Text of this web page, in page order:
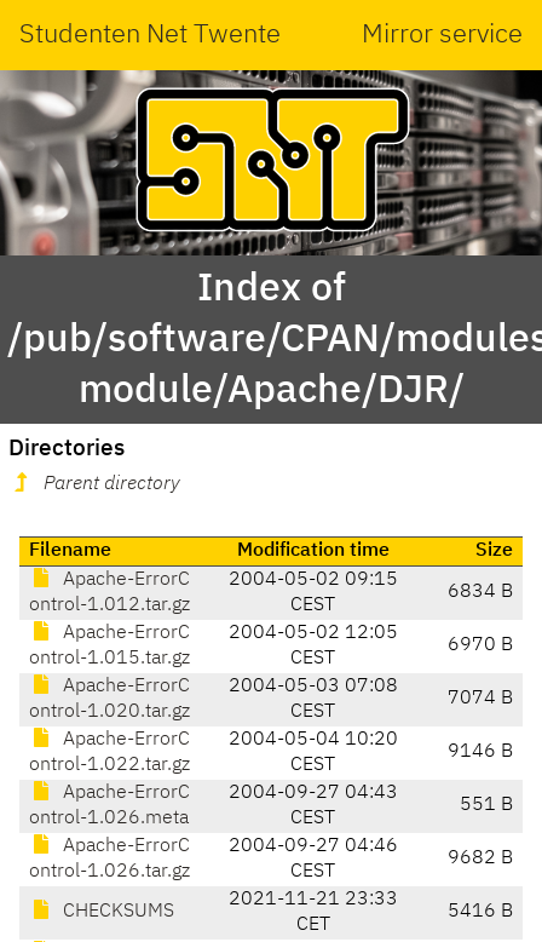
Studenten Net Twente Mirror service
Index of
/pub/software/CPAN/
module/Apache/DJR/
Directories
Parent directory
Filename Modification time
Size
Apache-ErrorC
ontrol-1.012.tar.gz
2004-05-02 09:15
CEST
6834 B
Apache-ErrorC
ontrol-1.015.tar.gz
2004-05-02 12:05
CEST
6970 B
Apache-ErrorC
ontrol-1.020.tar.gz
2004-05-03 07:08
CEST
7074 B
Apache-ErrorC
ontrol-1.022.tar.gz
2004-05-04 10:20
CEST
9146 B
Apache-ErrorC
ontrol-1.026.meta
2004-09-27 04:43
CEST
551 B
Apache-ErrorC
ontrol-1.026.tar.gz
2004-09-27 04:46
CEST
9682 B
CHECKSUMS
2021-11-21 23:33
CET
5416 B